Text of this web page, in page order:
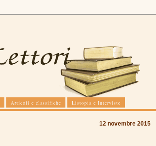
Articoli e classifiche Listopia e Interviste
12 novembre 2015